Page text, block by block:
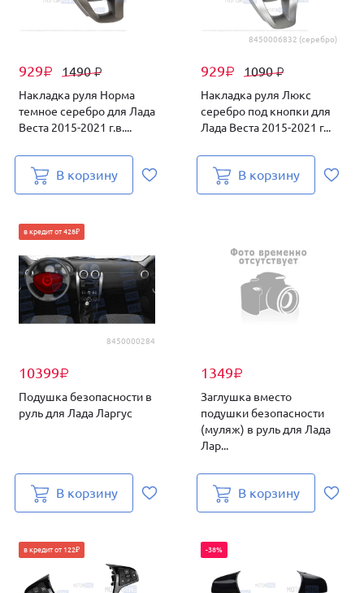
929₽ 1490₽
Накладка руля Норма
темное серебро для Лада
Веста 2015-2021 г.в....
В корзину
8450006832 (серебро)
929₽ 1090₽
Накладка руля Люкс
серебро под кнопки для
Лада Веста 2015-2021 г...
В корзину
8450000284
10399₽
в кредит от 428₽
Подушка безопасности в
руль для Лада Ларгус
В корзину
1349₽
Заглушка вместо
подушки безопасности
(муляж) в руль для Лада
Лар...
В корзину
в кредит от 122₽ -38%